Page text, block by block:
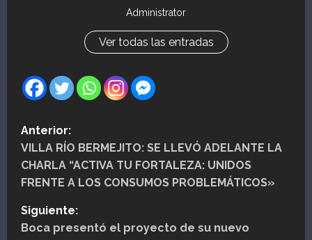
Administrator
Ver todas las entradas
N
a
v
e
Anterior:
VILLA RÍO BERMEJITO: SE LLEVÓ ADELANTE LA
CHARLA “ACTIVA TU FORTALEZA: UNIDOS
FRENTE A LOS CONSUMOS PROBLEMÁTICOS»
Siguiente:
Boca presentó el proyecto de su nuevo